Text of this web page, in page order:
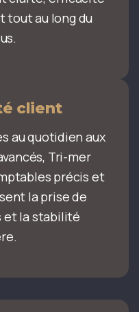
tout au long du
client
au quotidien aux
Tri-mer
précis et
la prise de
et la stabilité